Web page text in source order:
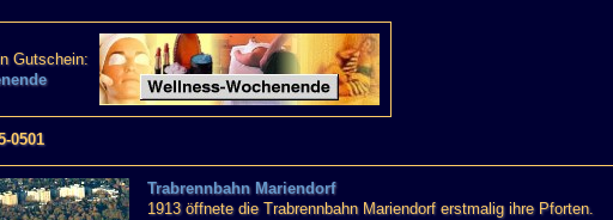
Gutschein:
0501
Trabrennbahn Mariendorf
1913 öffnete die Trabrennbahn Mariendorf erstmalig ihre Pforten.